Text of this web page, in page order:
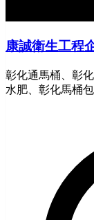
康誠衛生工程
彰化通馬桶、彰
水肥、彰化馬桶